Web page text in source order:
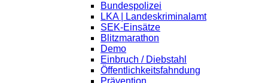
Bundespolizei
LKA | Landeskriminalamt
SEK-Einsätze
Blitzmarathon
Demo
Einbruch / Diebstahl
Öffentlichkeitsfahndung
Prävention